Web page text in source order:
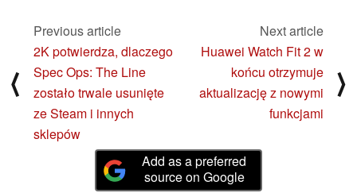
⟨
Previous article
2K potwierdza, dlaczego
Spec Ops: The Line
zostało trwale usunięte
ze Steam i innych
sklepów
Next article
Huawei Watch Fit 2 w
końcu otrzymuje
aktualizację z nowymi
funkcjami
⟩
Add as a preferred
source on Google